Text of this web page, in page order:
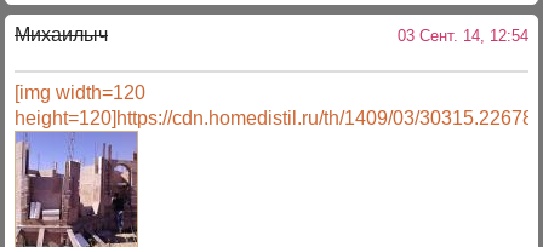
Михаилыч 03 Сент. 14, 12:54
[img width=120
height=120]https://cdn.homedistil.ru/th/1409/03/